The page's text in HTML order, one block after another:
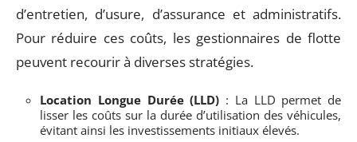
d’entretien, d’usure, d’assurance et administratifs.
Pour réduire ces coûts, les gestionnaires de flotte
peuvent recourir à diverses stratégies.
Location Longue Durée (LLD) : La LLD permet de
lisser les coûts sur la durée d’utilisation des véhicules,
évitant ainsi les investissements initiaux élevés.